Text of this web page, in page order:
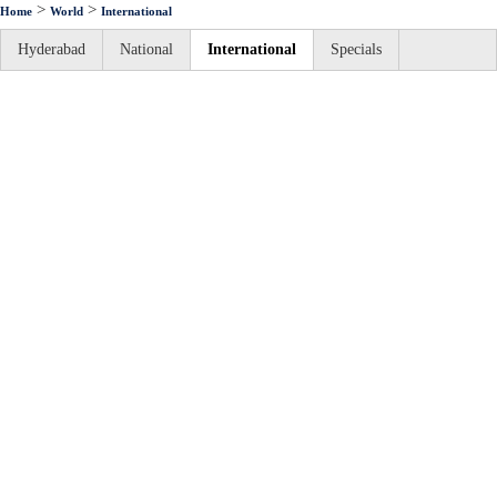
Home > World > International
Hyderabad National International Specials